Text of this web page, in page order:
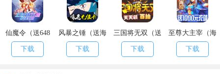
仙魔令（送648
充值）
下载
风暴之锤（送海
量充值）
下载
三国将无双（送
充值永抽）
下载
至尊大主宰（海
量送充值）
下载